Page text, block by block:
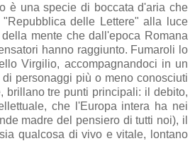
è una specie di boccata d'aria che
delle Lettere" alla luce
mente che dall'epoca Romana
hanno raggiunto. Fumaroli lo
Virgilio, accompagnandoci in un
personaggi più o meno conosciuti
brillano tre punti principali: il debito,
che l'Europa intera ha nei
madre del pensiero di tutti noi), il
qualcosa di vivo e vitale, lontano